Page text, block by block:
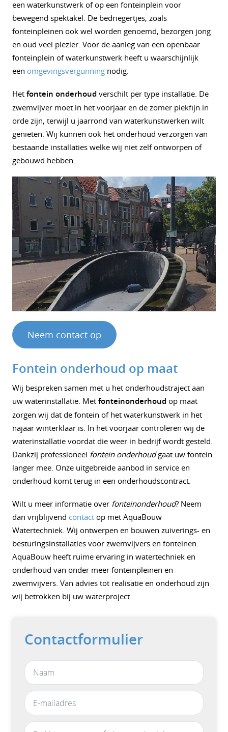
een waterkunstwerk of op een fonteinplein voor
bewegend spektakel. De bedriegertjes, zoals
fonteinpleinen ook wel worden genoemd, bezorgen jong
en oud veel plezier. Voor de aanleg van een openbaar
fonteinplein of waterkunstwerk heeft u waarschijnlijk
een omgevingsvergunning nodig.
Het fontein onderhoud verschilt per type installatie. De
zwemvijver moet in het voorjaar en de zomer piekfijn in
orde zijn, terwijl u jaarrond van waterkunstwerken wilt
genieten. Wij kunnen ook het onderhoud verzorgen van
bestaande installaties welke wij niet zelf ontworpen of
gebouwd hebben.
Neem contact op
Fontein onderhoud op maat
Wij bespreken samen met u het onderhoudstraject aan
uw waterinstallatie. Met fonteinonderhoud op maat
zorgen wij dat de fontein of het waterkunstwerk in het
najaar winterklaar is. In het voorjaar controleren wij de
waterinstallatie voordat die weer in bedrijf wordt gesteld.
Dankzij professioneel fontein onderhoudgaat uw fontein
langer mee. Onze uitgebreide aanbod in service en
onderhoud komt terug in een onderhoudscontract.
Wilt u meer informatie over fonteinonderhoud? Neem
dan vrijblijvend contact op met AquaBouw
Watertechniek. Wij ontwerpen en bouwen zuiverings- en
besturingsinstallaties voor zwemvijvers en fonteinen.
AquaBouw heeft ruime ervaring in watertechniek en
onderhoud van onder meer fonteinpleinen en
zwemvijvers. Van advies tot realisatie en onderhoud zijn
wij betrokken bij uw waterproject.
Contactformulier